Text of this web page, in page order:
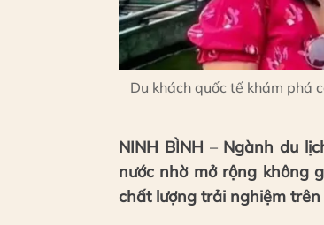
Du khách quốc tế khám phá
NINH BÌNH – Ngành du
nước nhờ mở rộng không
chất lượng trải nghiệm